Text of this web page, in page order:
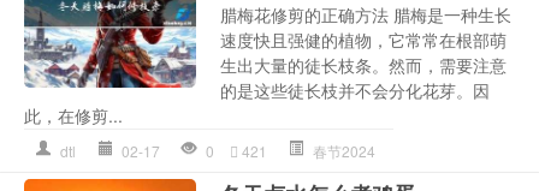
腊梅花修剪的正确方法 腊梅是一种生长
速度快且强健的植物，它常常在根部萌
生出大量的徒长枝条。然而，需要注意
的是这些徒长枝并不会分化花芽。因
此，在修剪...
dtl 02-17 0 421 春节2024